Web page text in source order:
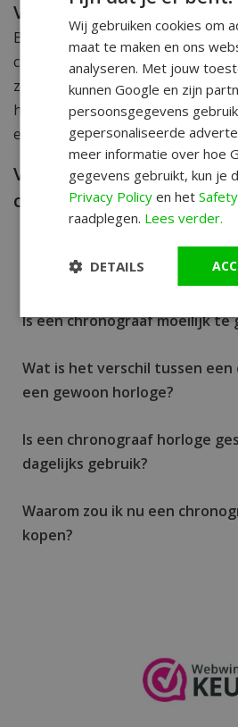
Vind jouw chronograaf bij
Bij WatchXL.nl bieden we een
chronograafhorloges van
zoals Versace, Citizen, TW Steel,
het perfecte chronograafhorloge
en behoeften.
Veelgestelde vragen over
chronograafhorloges
Wat kun je met een
Is een chronograaf moeilijk te
Wat is het verschil tussen
een gewoon horloge?
Is een chronograaf horloge
dagelijks gebruik?
Waarom zou ik nu een
kopen?
Wij gebruiken cookies om
maat te maken en ons
analyseren. Met jouw
kunnen Google en zijn
persoonsgegevens
gepersonaliseerde
meer informatie over hoe
gegevens gebruikt, kun je
Privacy Policy en het
raadplegen. Lees verder.
DETAILS